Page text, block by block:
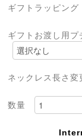
ギフトラッピング
ギフトお渡し用プ
ネックレス長さ
数量